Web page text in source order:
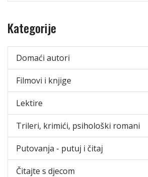
Kategorije
Domaći autori
Filmovi i knjige
Lektire
Trileri, krimići, psihološki romani
Putovanja - putuj i čitaj
Čitajte s djecom